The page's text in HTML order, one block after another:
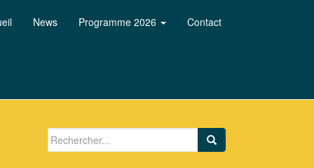
News Programme 2026 Contact
Search for: